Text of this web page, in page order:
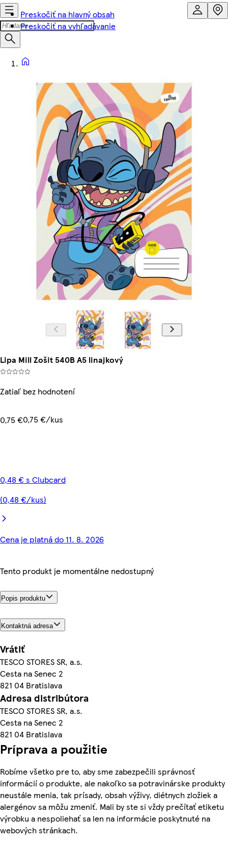
Preskočiť na hlavný obsah
Preskočiť na vyhľadávanie
Lipa Mill Zošit 540B A5 linajkový
Zatiaľ bez hodnotení
0,75 €0,75 €/kus
0,48 € s Clubcard
(0,48 €/kus)
Cena je platná do 11. 8. 2026
Tento produkt je momentálne nedostupný
Popis produktu
Kontaktná adresa
Vrátiť
TESCO STORES SR, a.s.
Cesta na Senec 2
821 04 Bratislava
Adresa distribútora
TESCO STORES SR, a.s.
Cesta na Senec 2
821 04 Bratislava
Príprava a použitie
Robíme všetko pre to, aby sme zabezpečili správnosť
informácií o produkte, ale nakoľko sa potravinárske produkty
neustále menia, tak prísady, obsah výživy, diétnych zložiek a
alergénov sa môžu zmeniť. Mali by ste si vždy prečítať etiketu
výrobku a nespoliehať sa len na informácie poskytnuté na
webových stránkach.